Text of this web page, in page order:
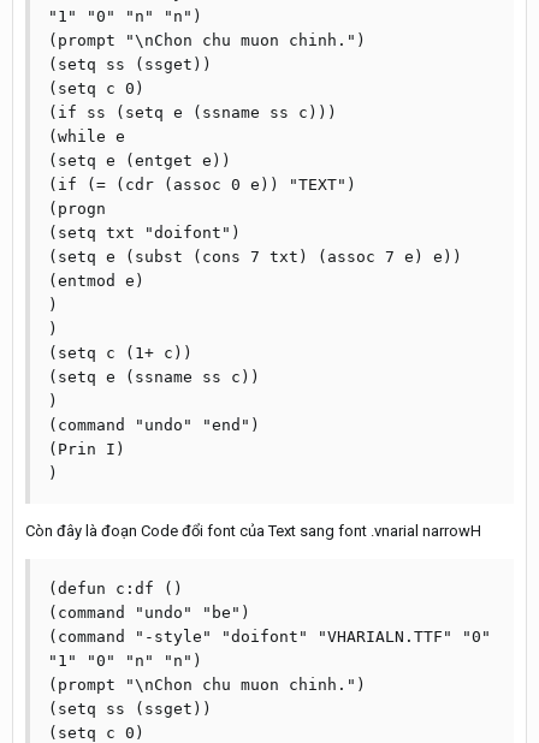
"1" "0" "n" "n")
(prompt "\nChon chu muon chinh.")
(setq ss (ssget))
(setq c 0)
(if ss (setq e (ssname ss c)))
(while e
(setq e (entget e))
(if (= (cdr (assoc 0 e)) "TEXT")
(progn
(setq txt "doifont")
(setq e (subst (cons 7 txt) (assoc 7 e) e))
(entmod e)
)
)
(setq c (1+ c))
(setq e (ssname ss c))
)
(command "undo" "end")
(Prin I)
Còn đây là đoạn Code đổi font của Text sang font .vnarial narrowH
(defun c:df ()
(command "undo" "be")
(command "-style" "doifont" "VHARIALN.TTF" "0"
"1" "0" "n" "n")
(prompt "\nChon chu muon chinh.")
(setq ss (ssget))
(setq c 0)